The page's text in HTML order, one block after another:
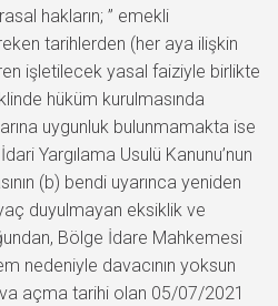
hakların; ” emekli
tarihlerden (her aya ilişkin
işletilecek yasal faiziyle birlikte
hüküm kurulmasında
uygunluk bulunmamakta ise
Yargılama Usulü Kanunu’nun
(b) bendi uyarınca yeniden
duyulmayan eksiklik ve
Bölge İdare Mahkemesi
nedeniyle davacının yoksun
açma tarihi olan 05/07/2021